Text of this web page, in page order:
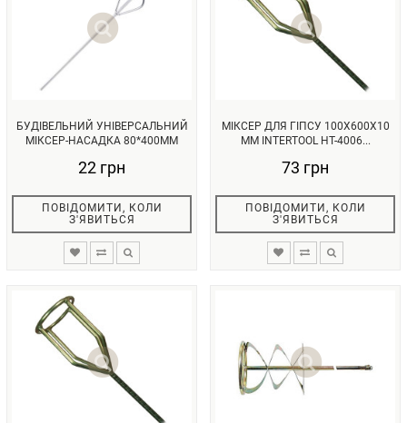
БУДІВЕЛЬНИЙ УНІВЕРСАЛЬНИЙ
МІКСЕР-НАСАДКА 80*400ММ
22 грн
ПОВІДОМИТИ, КОЛИ
З'ЯВИТЬСЯ
МІКСЕР ДЛЯ ГІПСУ 100X600X10
ММ INTERTOOL HT-4006...
73 грн
ПОВІДОМИТИ, КОЛИ
З'ЯВИТЬСЯ